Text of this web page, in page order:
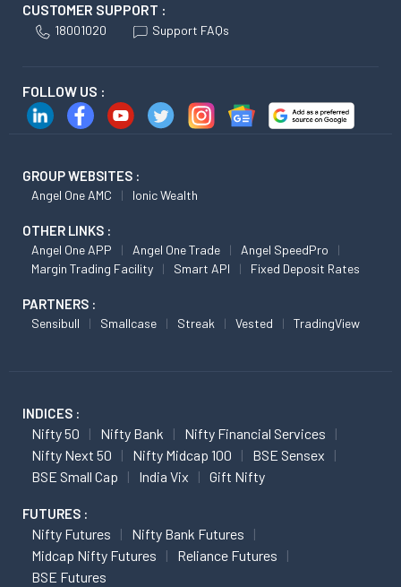
CUSTOMER SUPPORT :
18001020 Support FAQs
FOLLOW US :
GROUP WEBSITES :
Angel One AMC Ionic Wealth
OTHER LINKS :
Angel One APP Angel One Trade
Angel SpeedPro
Margin Trading Facility
Smart API Fixed Deposit Rates
PARTNERS :
Sensibull Smallcase Streak Vested TradingView
INDICES :
Nifty 50 Nifty Bank
Nifty Financial Services
Nifty Next 50
Nifty Midcap 100
BSE Sensex
BSE Small Cap
India Vix Gift Nifty
FUTURES :
Nifty Futures
Nifty Bank Futures
Midcap Nifty Futures
Reliance Futures
BSE Futures